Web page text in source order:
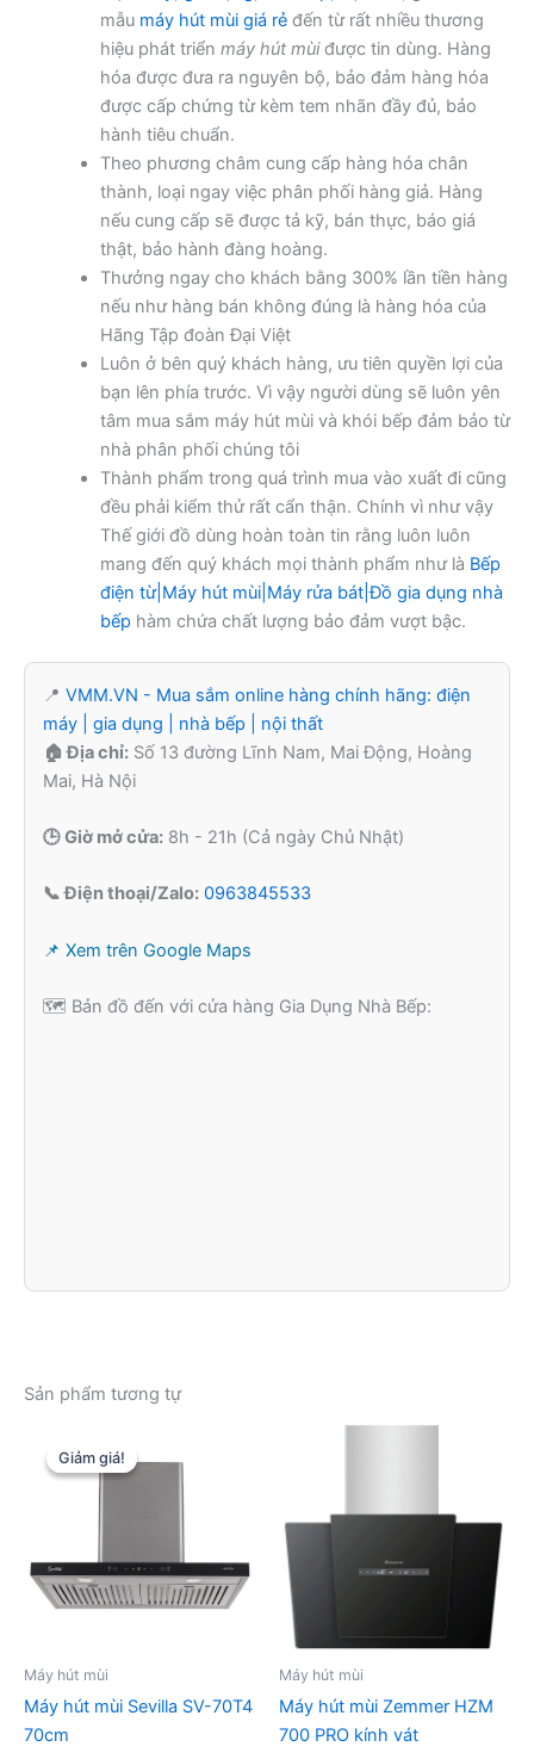
mẫu máy hút mùi giá rẻđến từ rất nhiều thương
hiệu phát triển máy hút mùiđược tin dùng. Hàng
hóa được đưa ra nguyên bộ, bảo đảm hàng hóa
được cấp chứng từ kèm tem nhãn đầy đủ, bảo
hành tiêu chuẩn.
Theo phương châm cung cấp hàng hóa chân
thành, loại ngay việc phân phối hàng giả. Hàng
nếu cung cấp sẽ được tả kỹ, bán thực, báo giá
thật, bảo hành đàng hoàng.
Thưởng ngay cho khách bằng 300% lần tiền hàng
nếu như hàng bán không đúng là hàng hóa của
Hãng Tập đoàn Đại Việt
Luôn ở bên quý khách hàng, ưu tiên quyền lợi của
bạn lên phía trước. Vì vậy người dùng sẽ luôn yên
tâm mua sắm máy hút mùi và khói bếp đảm bảo từ
nhà phân phối chúng tôi
Thành phẩm trong quá trình mua vào xuất đi cũng
đều phải kiểm thử rất cẩn thận. Chính vì như vậy
Thế giới đồ dùng hoàn toàn tin rằng luôn luôn
mang đến quý khách mọi thành phẩm như là Bếp
điện từ|Máy hút mùi|Máy rửa bát|Đồ gia dụng nhà
bếp hàm chứa chất lượng bảo đảm vượt bậc.
📍 VMM.VN - Mua sắm online hàng chính hãng: điện
máy | gia dụng | nhà bếp | nội thất
🏠 Địa chỉ: Số 13 đường Lĩnh Nam, Mai Động, Hoàng
Mai, Hà Nội
🕒 Giờ mở cửa: 8h - 21h (Cả ngày Chủ Nhật)
📞 Điện thoại/Zalo: 0963845533
📌 Xem trên Google Maps
🗺️ Bản đồ đến với cửa hàng Gia Dụng Nhà Bếp:
Sản phẩm tương tự
Giảm giá!
Giảm giá!
Máy hút mùi
Máy hút mùi Sevilla SV-70T4
70cm
Máy hút mùi
Máy hút mùi Zemmer HZM
700 PRO kính vát